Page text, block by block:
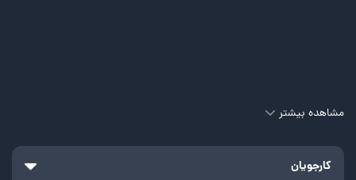
مشاهده بیشتر
کارجویان